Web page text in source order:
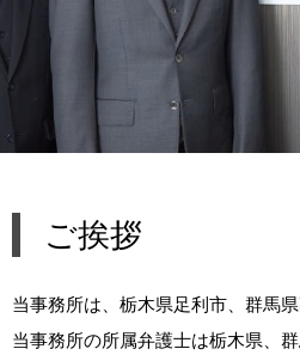
ご挨拶
当事務所は、栃木県足利市、群馬
当事務所の所属弁護士は栃木県、